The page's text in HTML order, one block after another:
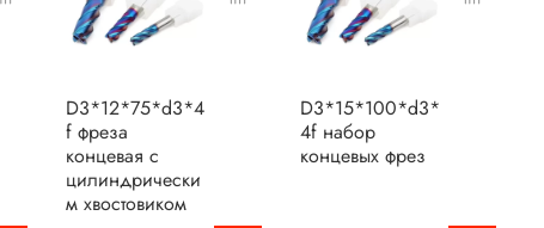
D3*12*75*d3*4
f фреза
концевая с
цилиндрически
м хвостовиком
D3*15*100*d3*
4f набор
концевых фрез